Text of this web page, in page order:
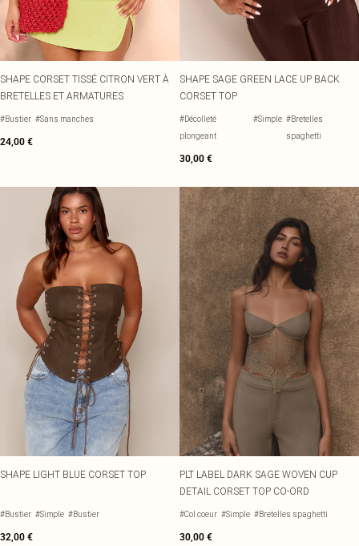
SHAPE CORSET TISSÉ CITRON VERT À
BRETELLES ET ARMATURES
#Bustier #Sans manches
24,00 €
SHAPE SAGE GREEN LACE UP BACK
CORSET TOP
#Décolleté
plongeant
#Simple #Bretelles
spaghetti
30,00 €
SHAPE LIGHT BLUE CORSET TOP
#Bustier #Simple #Bustier
32,00 €
PLT LABEL DARK SAGE WOVEN CUP
DETAIL CORSET TOP CO-ORD
#Col coeur #Simple #Bretelles spaghetti
30,00 €